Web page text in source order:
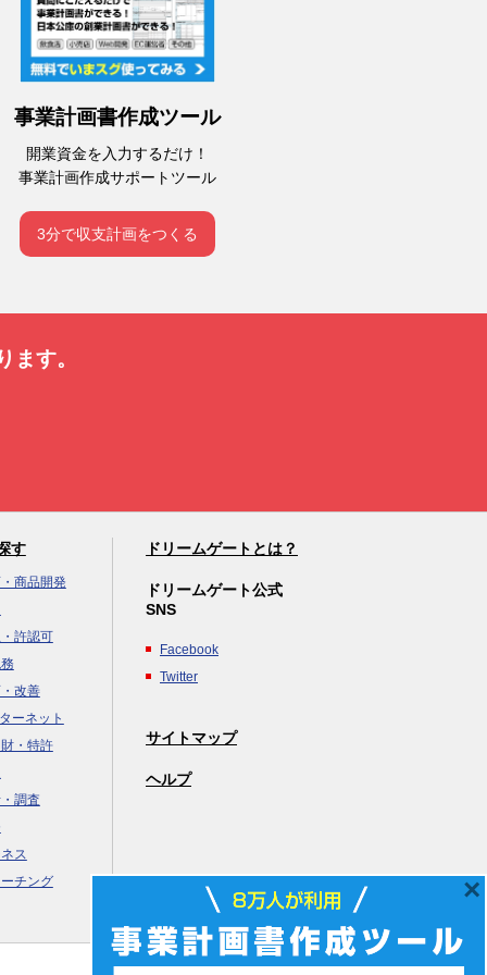
事業計画書作成ツール
開業資金を入力するだけ！
事業計画作成サポートツール
3分で収支計画をつくる
ます。
す
商品開発
許認可
改善
ーネット
・特許
調査
ス
チング
ドリームゲートとは？
ドリームゲート公式
SNS
Facebook
Twitter
サイトマップ
ヘルプ